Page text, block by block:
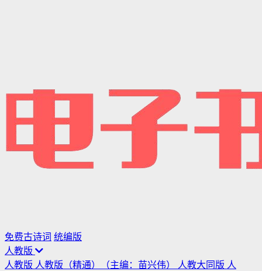
免费古诗词 统编版
人教版
人教版 人教版（精通）（主编：苗兴伟） 人教大同版 人